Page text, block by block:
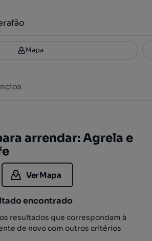
Filtros 3
Mapa
arrendar: Agrela e
Ver Mapa
encontrado
resultados que correspondam à
de novo com outros critérios